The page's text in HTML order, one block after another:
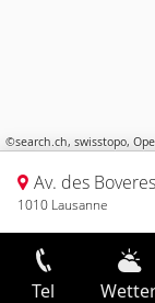
©search.ch, swisstopo,
Av. des
1010 Lausanne
Tel